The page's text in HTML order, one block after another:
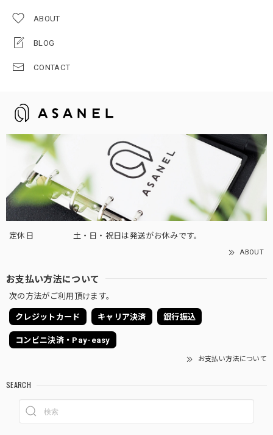
ABOUT
BLOG
CONTACT
定休日 土・日・祝日は発送がお休みです。
ABOUT
お支払い方法について
次の方法がご利用頂けます。
クレジットカード キャリア決済 銀行振込
コンビニ決済・Pay-easy
お支払い方法について
SEARCH